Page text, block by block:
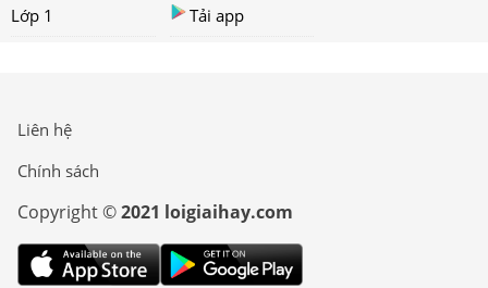
Lớp 1
Tải app
Liên hệ
Chính sách
Copyright ©2021 loigiaihay.com